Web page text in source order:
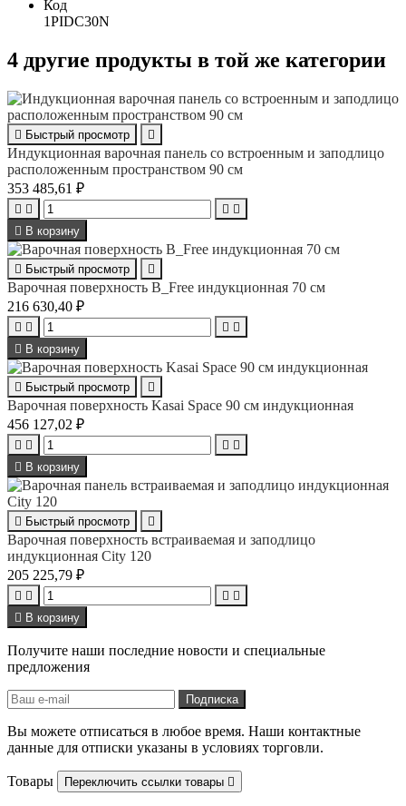
Код
1PIDC30N
4 другие продукты в той же категории
 Быстрый просмотр 
Индукционная варочная панель со встроенным и заподлицо
расположенным пространством 90 см
353 485,61 ₽
   
 В корзину
 Быстрый просмотр 
Варочная поверхность B_Free индукционная 70 см
216 630,40 ₽
   
 В корзину
 Быстрый просмотр 
Варочная поверхность Kasai Space 90 см индукционная
456 127,02 ₽
   
 В корзину
 Быстрый просмотр 
Варочная поверхность встраиваемая и заподлицо
индукционная City 120
205 225,79 ₽
   
 В корзину
Получите наши последние новости и специальные
предложения
Вы можете отписаться в любое время. Наши контактные
данные для отписки указаны в условиях торговли.
Товары Переключить ссылки товары 